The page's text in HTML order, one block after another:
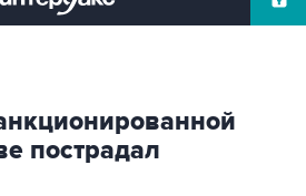
пострадал